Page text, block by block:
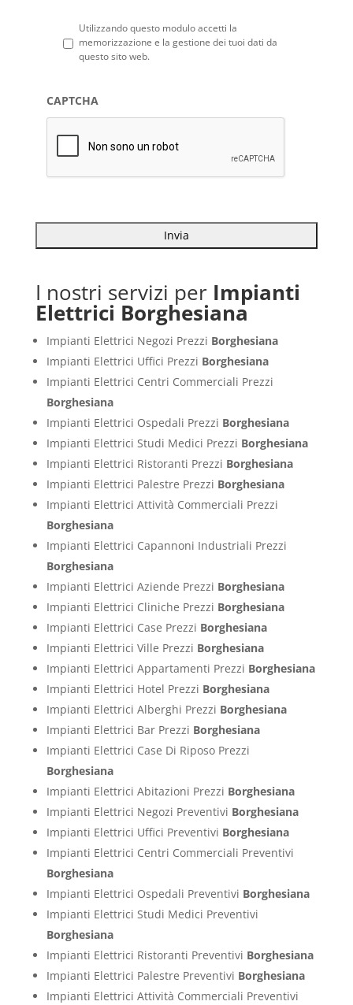
Privacy *
Utilizzando questo modulo accetti la
memorizzazione e la gestione dei tuoi dati da
questo sito web.
CAPTCHA
I nostri servizi per Impianti
Elettrici Borghesiana
Impianti Elettrici Negozi Prezzi Borghesiana
Impianti Elettrici Uffici Prezzi Borghesiana
Impianti Elettrici Centri Commerciali Prezzi
Borghesiana
Impianti Elettrici Ospedali Prezzi Borghesiana
Impianti Elettrici Studi Medici Prezzi Borghesiana
Impianti Elettrici Ristoranti Prezzi Borghesiana
Impianti Elettrici Palestre Prezzi Borghesiana
Impianti Elettrici Attività Commerciali Prezzi
Borghesiana
Impianti Elettrici Capannoni Industriali Prezzi
Borghesiana
Impianti Elettrici Aziende Prezzi Borghesiana
Impianti Elettrici Cliniche Prezzi Borghesiana
Impianti Elettrici Case Prezzi Borghesiana
Impianti Elettrici Ville Prezzi Borghesiana
Impianti Elettrici Appartamenti Prezzi Borghesiana
Impianti Elettrici Hotel Prezzi Borghesiana
Impianti Elettrici Alberghi Prezzi Borghesiana
Impianti Elettrici Bar Prezzi Borghesiana
Impianti Elettrici Case Di Riposo Prezzi
Borghesiana
Impianti Elettrici Abitazioni Prezzi Borghesiana
Impianti Elettrici Negozi Preventivi Borghesiana
Impianti Elettrici Uffici Preventivi Borghesiana
Impianti Elettrici Centri Commerciali Preventivi
Borghesiana
Impianti Elettrici Ospedali Preventivi Borghesiana
Impianti Elettrici Studi Medici Preventivi
Borghesiana
Impianti Elettrici Ristoranti Preventivi Borghesiana
Impianti Elettrici Palestre Preventivi Borghesiana
Impianti Elettrici Attività Commerciali Preventivi